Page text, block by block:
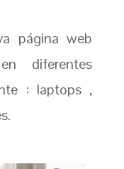
página web
diferentes
: laptops ,